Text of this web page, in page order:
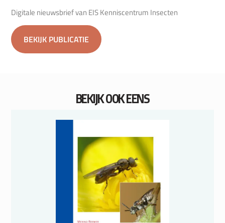
Digitale nieuwsbrief van EIS Kenniscentrum Insecten
BEKIJK PUBLICATIE
BEKIJK OOK EENS